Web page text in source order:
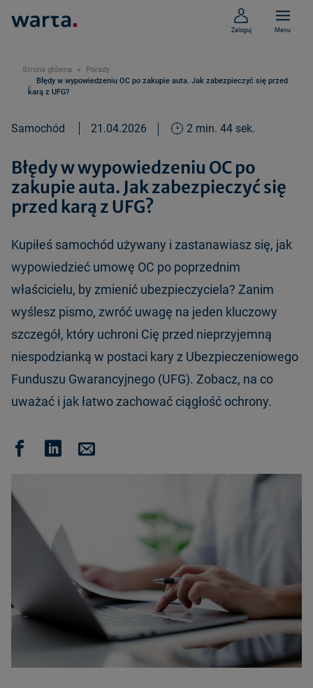
Zaloguj Menu
Strona główna
Porady
Błędy w wypowiedzeniu OC po zakupie auta. Jak zabezpieczyć się przed
karą z UFG?
Samochód 21.04.2026 2 min. 44 sek.
Błędy w wypowiedzeniu OC po
zakupie auta. Jak zabezpieczyć się
przed karą z UFG?
Kupiłeś samochód używany i zastanawiasz się, jak
wypowiedzieć umowę OC po poprzednim
właścicielu, by zmienić ubezpieczyciela? Zanim
wyślesz pismo, zwróć uwagę na jeden kluczowy
szczegół, który uchroni Cię przed nieprzyjemną
niespodzianką w postaci kary z Ubezpieczeniowego
Funduszu Gwarancyjnego (UFG). Zobacz, na co
uważać i jak łatwo zachować ciągłość ochrony.